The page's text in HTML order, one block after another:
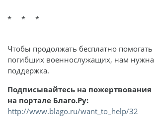
* * *
Чтобы продолжать бесплатно
погибших военнослужащих, нам
поддержка.
Подписывайтесь на пожертвования
на портале Благо.Ру:
http://www.blago.ru/want_to_help/32